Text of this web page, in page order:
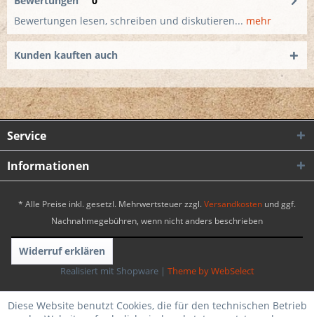
Bewertungen lesen, schreiben und diskutieren... mehr
Kunden kauften auch
Service
Informationen
* Alle Preise inkl. gesetzl. Mehrwertsteuer zzgl.Versandkosten und ggf.
Nachnahmegebühren, wenn nicht anders beschrieben
Widerruf erklären
Realisiert mit Shopware| Theme by WebSelect
Diese Website benutzt Cookies, die für den technischen Betrieb